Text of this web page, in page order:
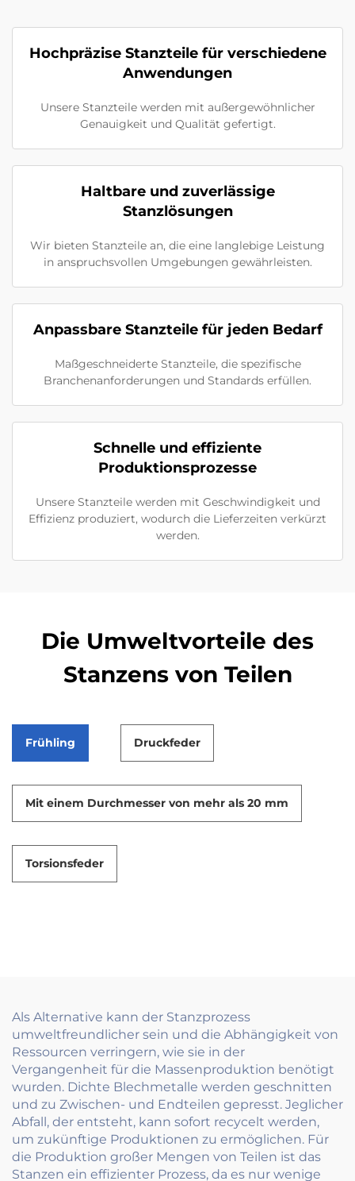
Hochpräzise Stanzteile für verschiedene
Anwendungen
Unsere Stanzteile werden mit außergewöhnlicher
Genauigkeit und Qualität gefertigt.
Haltbare und zuverlässige
Stanzlösungen
Wir bieten Stanzteile an, die eine langlebige Leistung
in anspruchsvollen Umgebungen gewährleisten.
Anpassbare Stanzteile für jeden Bedarf
Maßgeschneiderte Stanzteile, die spezifische
Branchenanforderungen und Standards erfüllen.
Schnelle und effiziente
Produktionsprozesse
Unsere Stanzteile werden mit Geschwindigkeit und
Effizienz produziert, wodurch die Lieferzeiten verkürzt
werden.
Die Umweltvorteile des
Stanzens von Teilen
Frühling Druckfeder
Mit einem Durchmesser von mehr als 20 mm
Torsionsfeder
Als Alternative kann der Stanzprozess
umweltfreundlicher sein und die Abhängigkeit von
Ressourcen verringern, wie sie in der
Vergangenheit für die Massenproduktion benötigt
wurden. Dichte Blechmetalle werden geschnitten
und zu Zwischen- und Endteilen gepresst. Jeglicher
Abfall, der entsteht, kann sofort recycelt werden,
um zukünftige Produktionen zu ermöglichen. Für
die Produktion großer Mengen von Teilen ist das
Stanzen ein effizienter Prozess, da es nur wenige